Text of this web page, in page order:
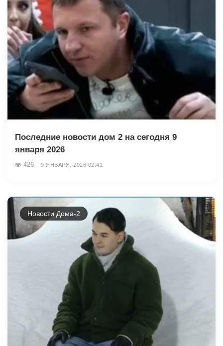
Последние новости дом 2 на сегодня 9
января 2026
426 9 ЯНВАРЯ, 2026 02:41
Новости Дома-2